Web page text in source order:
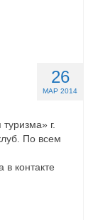
26
МАР 2014
г.
По всем
в контакте